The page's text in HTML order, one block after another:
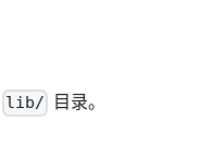
lib/
目录。